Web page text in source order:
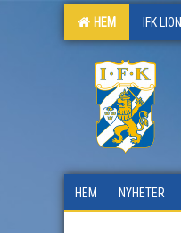
HEM IFK
HEM NYHETER